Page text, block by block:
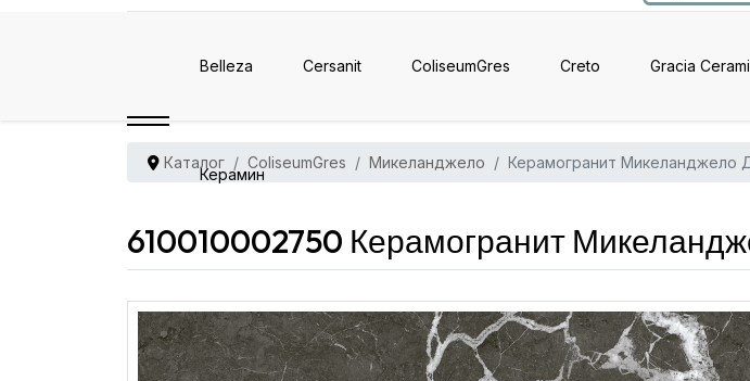
Belleza Cersanit ColiseumGres Creto Gracia
Керамин
Каталог ColiseumGres Микеланджело Керамогранит Микеланджело
610010002750 Керамогранит